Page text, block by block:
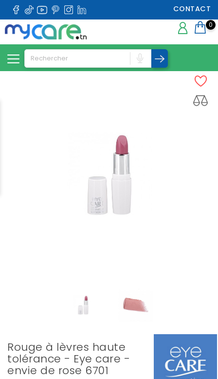
CONTACT
0
Rouge à lèvres haute
tolérance - Eye care -
envie de rose 6701